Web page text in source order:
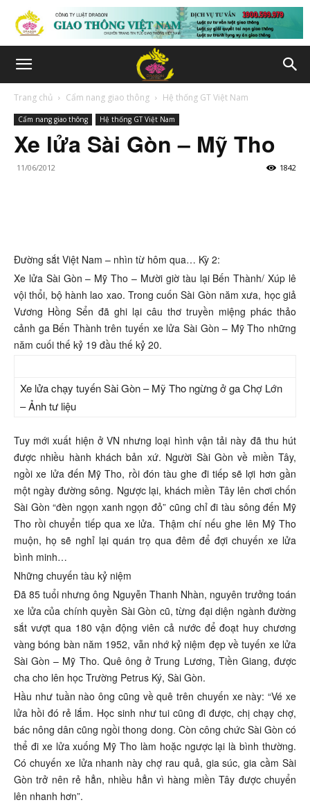
Trang chủ Cẩm nang giao thông Hệ thống GT Việt Nam
Cẩm nang giao thông Hệ thống GT Việt Nam
Xe lửa Sài Gòn – Mỹ Tho
11/06/2012 1842
Đường sắt Việt Nam – nhìn từ hôm qua… Kỳ 2:
Xe lửa Sài Gòn – Mỹ Tho – Mười giờ tàu lại Bến Thành/ Xúp lê
vội thổi, bộ hành lao xao. Trong cuốn Sài Gòn năm xưa, học giả
Vương Hồng Sển đã ghi lại câu thơ truyền miệng phác thảo
cảnh ga Bến Thành trên tuyến xe lửa Sài Gòn – Mỹ Tho những
năm cuối thế kỷ 19 đầu thế kỷ 20.
Xe lửa chạy tuyến Sài Gòn – Mỹ Tho ngừng ở ga Chợ Lớn
– Ảnh tư liệu
Tuy mới xuất hiện ở VN nhưng loại hình vận tải này đã thu hút
được nhiều hành khách bản xứ. Người Sài Gòn về miền Tây,
ngồi xe lửa đến Mỹ Tho, rồi đón tàu ghe đi tiếp sẽ lợi hơn gần
một ngày đường sông. Ngược lại, khách miền Tây lên chơi chốn
Sài Gòn “đèn ngọn xanh ngọn đỏ” cũng chỉ đi tàu sông đến Mỹ
Tho rồi chuyển tiếp qua xe lửa. Thậm chí nếu ghe lên Mỹ Tho
muộn, họ sẽ nghỉ lại quán trọ qua đêm để đợi chuyến xe lửa
bình minh…
Những chuyến tàu kỷ niệm
Đã 85 tuổi nhưng ông Nguyễn Thanh Nhàn, nguyên trưởng toán
xe lửa của chính quyền Sài Gòn cũ, từng đại diện ngành đường
sắt vượt qua 180 vận động viên cả nước để đoạt huy chương
vàng bóng bàn năm 1952, vẫn nhớ kỷ niệm đẹp về tuyến xe lửa
Sài Gòn – Mỹ Tho. Quê ông ở Trung Lương, Tiền Giang, được
cha cho lên học Trường Petrus Ký, Sài Gòn.
Hầu như tuần nào ông cũng về quê trên chuyến xe này: “Vé xe
lửa hồi đó rẻ lắm. Học sinh như tui cũng đi được, chị chạy chợ,
bác nông dân cũng ngồi thong dong. Còn công chức Sài Gòn có
thể đi xe lửa xuống Mỹ Tho làm hoặc ngược lại là bình thường.
Có chuyến xe lửa nhanh này chợ rau quả, gia súc, gia cầm Sài
Gòn trở nên rẻ hẳn, nhiều hẳn vì hàng miền Tây được chuyển
lên nhanh hơn”.